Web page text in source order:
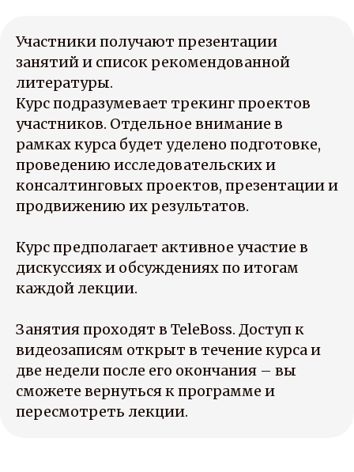
Участники получают презентации
занятий и список рекомендованной
литературы.
Курс подразумевает трекинг проектов
участников. Отдельное внимание в
рамках курса будет уделено подготовке,
проведению исследовательских и
консалтинговых проектов, презентации и
продвижению их результатов.
Курс предполагает активное участие в
дискуссиях и обсуждениях по итогам
каждой лекции.
Занятия проходят в TeleBoss. Доступ к
видеозаписям открыт в течение курса и
две недели после его окончания – вы
сможете вернуться к программе и
пересмотреть лекции.